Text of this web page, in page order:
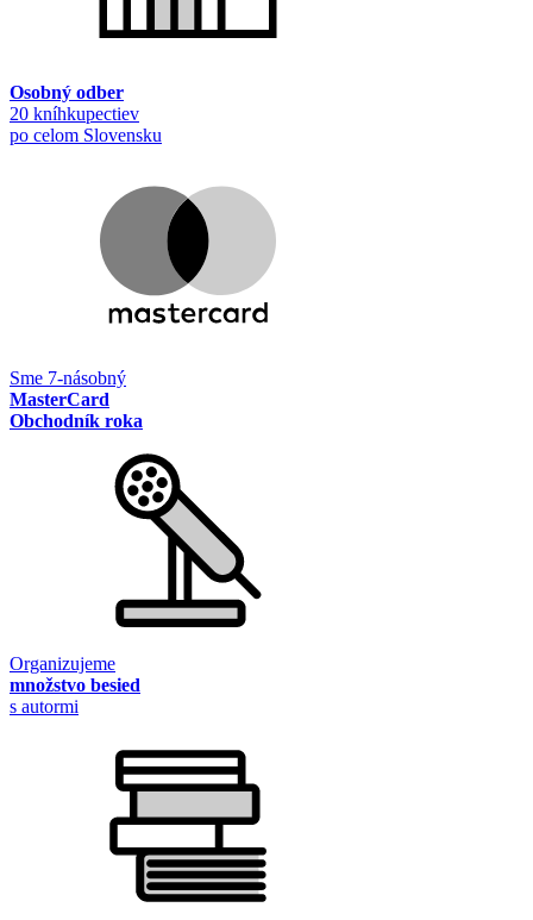
Osobný odber
20 kníhkupectiev
po celom Slovensku
Sme 7-násobný
MasterCard
Obchodník roka
Organizujeme
množstvo besied
s autormi